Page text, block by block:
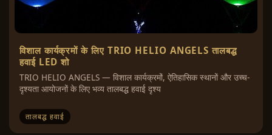
विशाल कार्यक्रमों के लिए TRIO HELIO ANGELS तालबद्ध
हवाई LED शो
TRIO HELIO ANGELS — विशाल कार्यक्रमों, ऐतिहासिक स्थानों और उच्च-
दृश्यता आयोजनों के लिए भव्य तालबद्ध हवाई दृश्य
तालबद्ध हवाई